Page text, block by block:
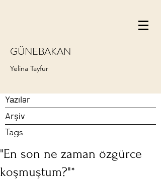
GÜNEBAKAN
Yelina Tayfur
Yazılar
Arşiv
Tags
"En son ne zaman özgürce
koşmuştum?"*